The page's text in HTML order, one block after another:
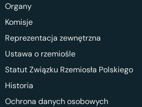
Organy
Komisje
Reprezentacja zewnętrzna
Ustawa o rzemiośle
Statut Związku Rzemiosła Polskiego
Historia
Ochrona danych osobowych